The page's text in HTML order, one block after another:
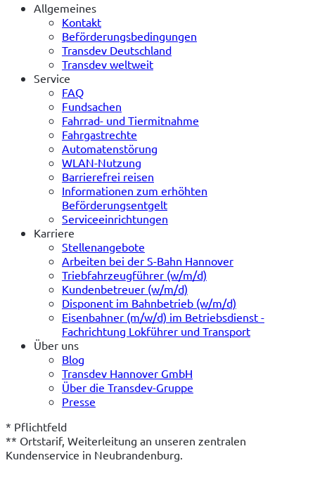
Allgemeines
Kontakt
Beförderungsbedingungen
Transdev Deutschland
Transdev weltweit
Service
FAQ
Fundsachen
Fahrrad- und Tiermitnahme
Fahrgastrechte
Automatenstörung
WLAN-Nutzung
Barrierefrei reisen
Informationen zum erhöhten
Beförderungsentgelt
Serviceeinrichtungen
Karriere
Stellenangebote
Arbeiten bei der S-Bahn Hannover
Triebfahrzeugführer (w/m/d)
Kundenbetreuer (w/m/d)
Disponent im Bahnbetrieb (w/m/d)
Eisenbahner (m/w/d) im Betriebsdienst -
Fachrichtung Lokführer und Transport
Über uns
Blog
Transdev Hannover GmbH
Über die Transdev-Gruppe
Presse
* Pflichtfeld
** Ortstarif, Weiterleitung an unseren zentralen
Kundenservice in Neubrandenburg.